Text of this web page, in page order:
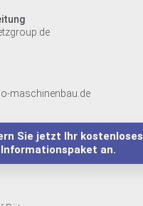
maschinenbau.de
Sie jetzt Ihr kostenloses
Informationspaket an.